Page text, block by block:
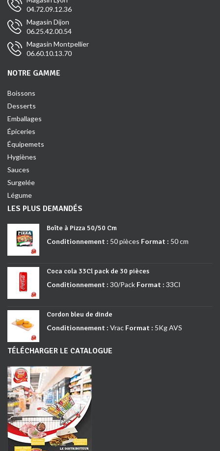
04.72.09.12.36
Magasin Dijon
06.25.42.00.54
Magasin Montpellier
06.60.10.13.70
NOTRE GAMME
Boissons
Desserts
Emballages
Épiceries
Équipemets
Hygiènes
Sauces
Surgelée
Légume
LES PLUS DEMANDÉS
Boîte à Pizza 50/50 Cm
Conditionnement : 50 pièces Format : 50 cm
Coca cola 33Cl pack de 30 pièces
Conditionnement : 30/Pack Format : 33Cl
Cordon bleu de dinde
Conditionnement : Vrac Format : 5Kg AVS
TÉLÉCHARGER LE CATALOGUE